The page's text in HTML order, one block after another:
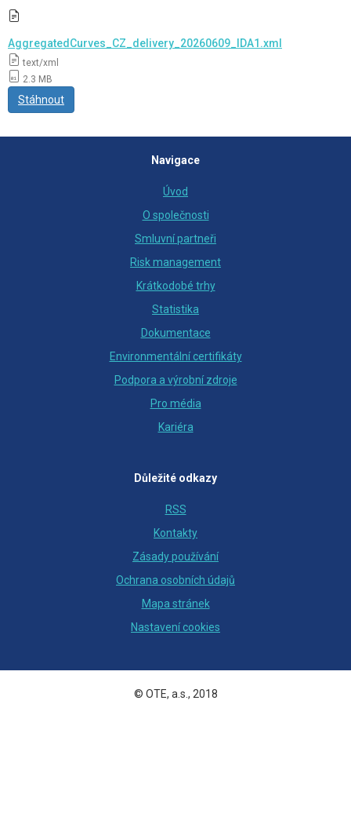
AggregatedCurves_CZ_delivery_20260609_IDA1.xml
text/xml
2.3 MB
Stáhnout
Navigace
Úvod
O společnosti
Smluvní partneři
Risk management
Krátkodobé trhy
Statistika
Dokumentace
Environmentální certifikáty
Podpora a výrobní zdroje
Pro média
Kariéra
Důležité odkazy
RSS
Kontakty
Zásady používání
Ochrana osobních údajů
Mapa stránek
Nastavení cookies
© OTE, a.s., 2018